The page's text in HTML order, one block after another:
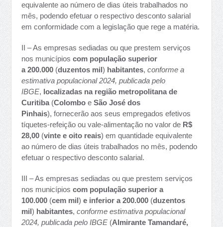
equivalente ao número de dias úteis trabalhados no
mês, podendo efetuar o respectivo desconto salarial
em conformidade com a legislação que rege a matéria.
II – As empresas sediadas ou que prestem serviços
nos municípioscom população superior
a 200.000 (duzentos mil) habitantes,conforme a
estimativa populacional 2024, publicada pelo
IBGE, localizadas na região metropolitana de
Curitiba(ColomboeSão José dos
Pinhais), fornecerão aos seus empregados efetivos
tíquetes-refeição ou vale-alimentação no valor de R$
28,00 (vinte e oito reais) em quantidade equivalente
ao número de dias úteis trabalhados no mês, podendo
efetuar o respectivo desconto salarial.
III – As empresas sediadas ou que prestem serviços
nos municípioscom população superior a
100.000 (cem mil) e inferior a 200.000 (duzentos
mil) habitantes,conforme estimativa populacional
2024, publicada pelo IBGE (Almirante Tamandaré,